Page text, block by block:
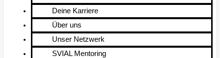
Deine Karriere
Über uns
Unser Netzwerk
SVIAL Mentoring